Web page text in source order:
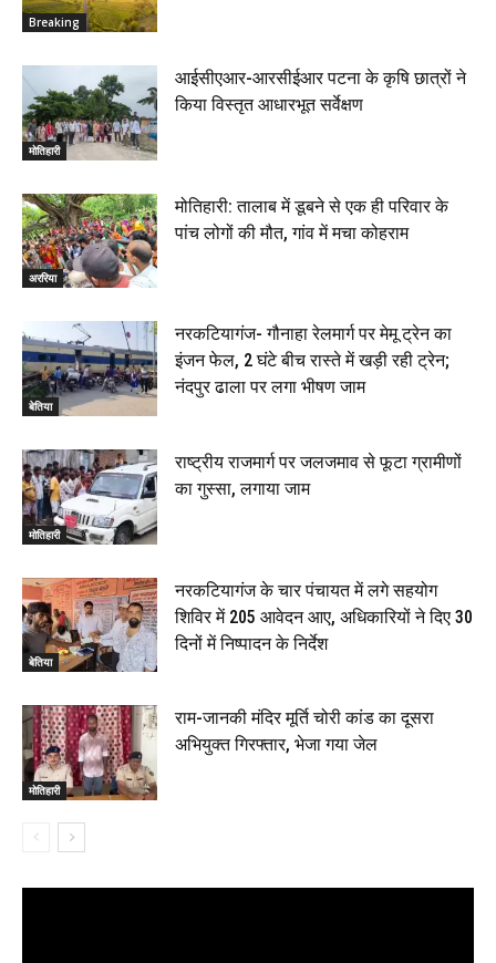
Breaking
मोतिहारी
आईसीएआर-आरसीईआर पटना के कृषि छात्रों ने
किया विस्तृत आधारभूत सर्वेक्षण
अररिया
मोतिहारी: तालाब में डूबने से एक ही परिवार के
पांच लोगों की मौत, गांव में मचा कोहराम
बेतिया
नरकटियागंज- गौनाहा रेलमार्ग पर मेमू ट्रेन का
इंजन फेल, 2 घंटे बीच रास्ते में खड़ी रही ट्रेन;
नंदपुर ढाला पर लगा भीषण जाम
मोतिहारी
राष्ट्रीय राजमार्ग पर जलजमाव से फूटा ग्रामीणों
का गुस्सा, लगाया जाम
बेतिया
नरकटियागंज के चार पंचायत में लगे सहयोग
शिविर में 205 आवेदन आए, अधिकारियों ने दिए 30
दिनों में निष्पादन के निर्देश
मोतिहारी
राम-जानकी मंदिर मूर्ति चोरी कांड का दूसरा
अभियुक्त गिरफ्तार, भेजा गया जेल